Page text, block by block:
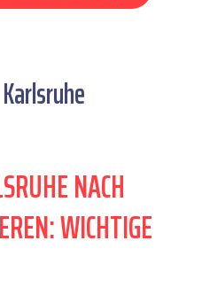
NACH
WICHTIGE